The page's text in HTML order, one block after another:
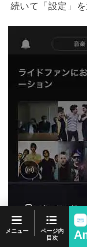
続いて「設定」を
メニュー
ページ内
目次